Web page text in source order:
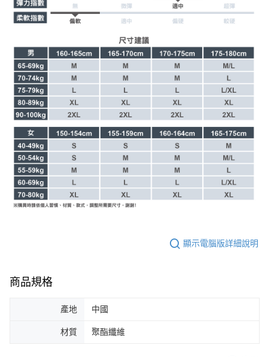
顯示電腦版詳細說明
商品規格
產地 中國
材質 聚酯纖維